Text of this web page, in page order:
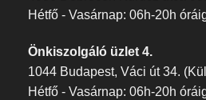
Hétfő - Vasárnap: 06h-20h
Önkiszolgáló üzlet 4.
1044 Budapest, Váci út 34.
Hétfő - Vasárnap: 06h-20h